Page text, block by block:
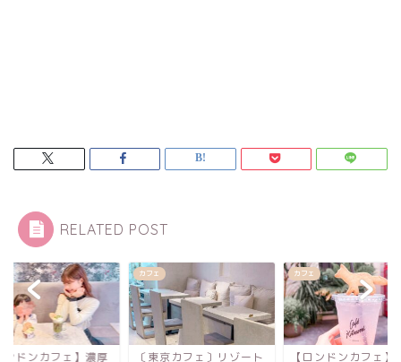
RELATED POST
カフェ
〔東京カフェ〕リゾート
カフェ
【ロンドンカフェ】Café
カフェ
【ロンドンカフ